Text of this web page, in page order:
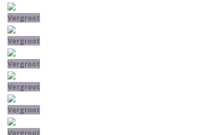
Vergroot
Vergroot
Vergroot
Vergroot
Vergroot
Vergroot